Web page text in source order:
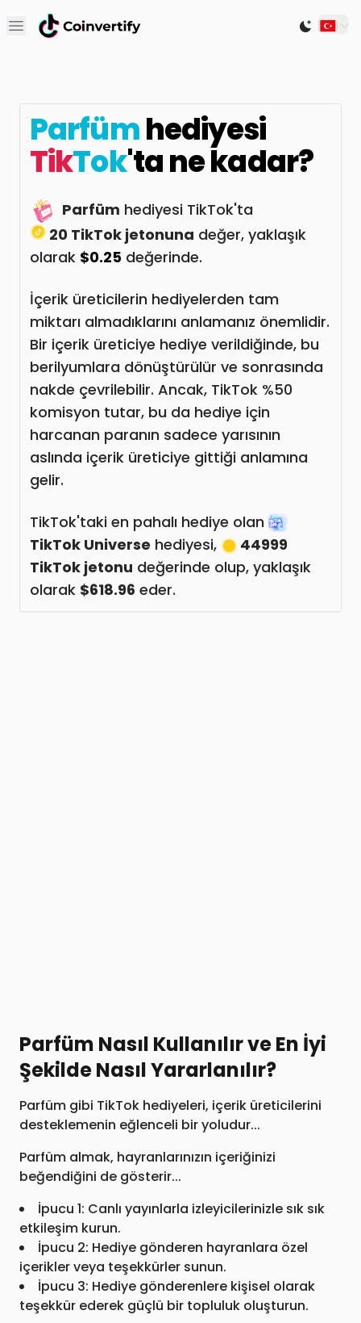
Open main menu Switch
Parfümhediyesi
TikTok'ta ne kadar?
Parfüm hediyesi TikTok'ta
20 TikTok jetonuna değer, yaklaşık
olarak $0.25 değerinde.
İçerik üreticilerin hediyelerden tam
miktarı almadıklarını anlamanız önemlidir.
Bir içerik üreticiye hediye verildiğinde, bu
berilyumlara dönüştürülür ve sonrasında
nakde çevrilebilir. Ancak, TikTok %50
komisyon tutar, bu da hediye için
harcanan paranın sadece yarısının
aslında içerik üreticiye gittiği anlamına
gelir.
TikTok'taki en pahalı hediye olan
TikTok Universe hediyesi,
44999
TikTok jetonu değerinde olup, yaklaşık
olarak $618.96 eder.
Parfüm Nasıl Kullanılır ve En İyi
Şekilde Nasıl Yararlanılır?
Parfüm gibi TikTok hediyeleri, içerik üreticilerini
desteklemenin eğlenceli bir yoludur...
Parfüm almak, hayranlarınızın içeriğinizi
beğendiğini de gösterir...
İpucu 1: Canlı yayınlarla izleyicilerinizle sık sık
etkileşim kurun.
İpucu 2: Hediye gönderen hayranlara özel
içerikler veya teşekkürler sunun.
İpucu 3: Hediye gönderenlere kişisel olarak
teşekkür ederek güçlü bir topluluk oluşturun.